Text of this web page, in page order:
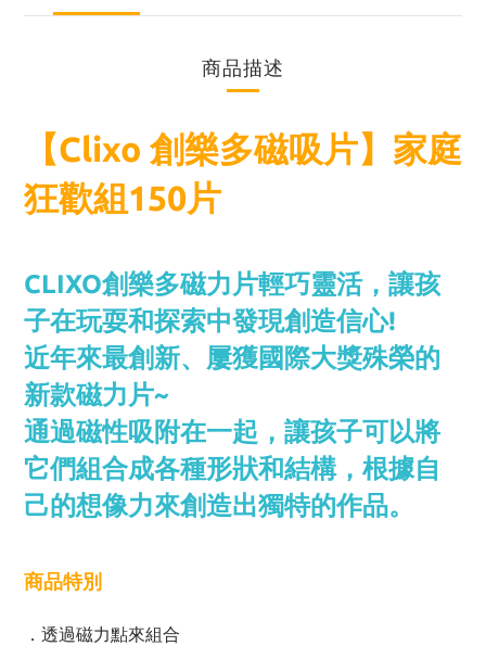
商品描述
【Clixo 創樂多磁吸片】家庭
狂歡組150片
CLIXO創樂多磁力片輕巧靈活，讓孩
子在玩耍和探索中發現創造信心!
近年來最創新、屢獲國際大獎殊榮的
新款磁力片~
通過磁性吸附在一起，讓孩子可以將
它們組合成各種形狀和結構，根據自
己的想像力來創造出獨特的作品。
商品特別
．透過磁力點來組合